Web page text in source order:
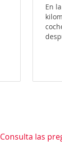
En
Consulta las